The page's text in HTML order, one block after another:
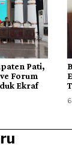
Pisau
Tahan Laju